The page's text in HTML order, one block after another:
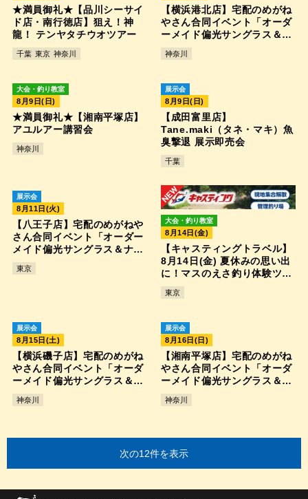
★満員御礼★【品川シーサイ
ド店・南行徳店】狙え！神
龍！ テンヤタチウオツアー
千葉 東京 神奈川
【横浜港北店】宅配のめがね
やさん合同イベント「オーダ
ーメイド偏光サングラス＆ナ
神奈川
大会・釣り教室
8月9日(日)
★満員御礼★【湘南平塚店】
アユルアー講習会
神奈川
展示会
8月9日(日)
【成田富里店】
Tane.maki（タネ・マキ）魚
臭撃退 展示即売会
千葉
展示会
8月11日(火)
【八王子店】宅配のめがねや
さん合同イベント「オーダー
メイド偏光サングラス＆ナイ
東京
大会・釣り教室
8月14日(金)
【キャスティングトラベル】
8月14日(金) 夏休みの思い出
に！マスのえさ釣り体験ツア
東京
展示会
8月15日(土)
【横浜磯子店】宅配のめがね
やさん合同イベント「オーダ
ーメイド偏光サングラス＆ナ
神奈川
展示会
8月16日(日)
【湘南平塚店】宅配のめがね
やさん合同イベント「オーダ
ーメイド偏光サングラス＆ナ
神奈川
次の12件を表示